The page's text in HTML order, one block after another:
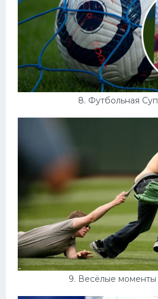
8. Футбольная
9. Весёлые моменты